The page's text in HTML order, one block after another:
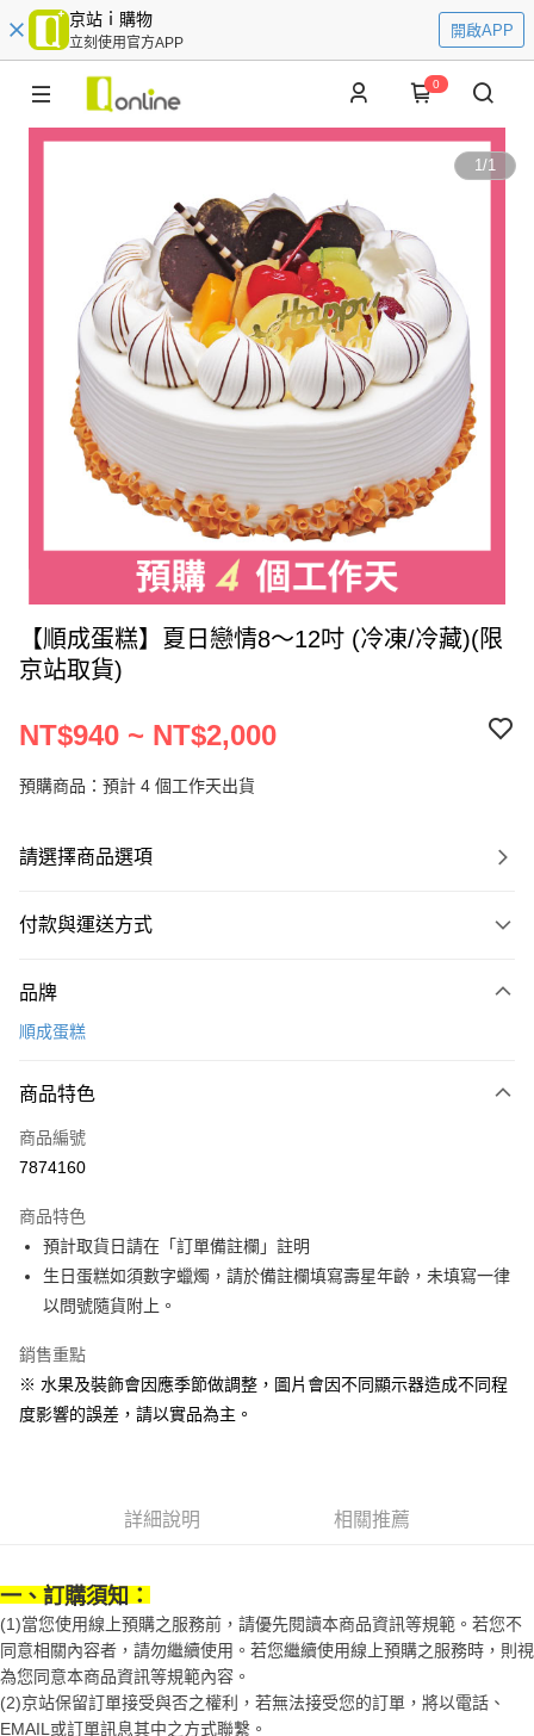
京站ｉ購物
立刻使用官方APP
開啟APP
0
1/1
【順成蛋糕】夏日戀情8～12吋 (冷凍/冷藏)(限
京站取貨)
NT$940 ~ NT$2,000
預購商品：預計 4 個工作天出貨
請選擇商品選項
付款與運送方式
信用卡一次付款
Apple Pay
街口支付
Google Pay
全盈+PAY
大哥付你分期
相關說明
1.本服務由台灣大哥大提供，台灣大哥大用戶可立即使用無須另外申請。
2.付款方式選擇「大哥付你分期」，訂單成立後會自動跳轉到大哥付的交易
消。如遇「轉專審核」未通過狀況，表示未達大哥付你分期系統評分，恕無
1.分期款項不併入電信帳單，「大哥付你分期」於每月結算日後寄送繳費提
醒簡訊。
2.透過簡訊連結打開帳單後，可選擇「超商條碼／台灣大直營門市／銀行轉
帳／街口支付／iPASS MONEY」等通路繳費。
【注意事項】
1.本服務係由「台灣大哥大股份有限公司」（以下簡稱本公司）所提供，讓
AFTEE先享後付
相關說明
１．簡單：不需註冊會員、不需綁卡、不需儲值。
２．便利：只要手機號碼，簡訊認證，即可結帳。
【「AFTEE先享後付」結帳流程】
１．於結帳方式選擇「AFTEE先享後付」後，將跳轉至「AFTEE先享後付」
結帳頁面，進行簡訊認證並確認金額後，即可完成結帳。
２．訂單成立數日內，您將收到繳費通知簡訊。
３．收到繳費通知簡訊後14天內，點擊此簡訊中的連結，可透過四大超商／
ATM／網路銀行／等多元方式進行付款，方視為交易完成。
※ 請注意：結帳手續完成當下不需立刻繳費，但若您需要取消訂單，請聯絡
免運費
品牌
順成蛋糕
商品特色
商品編號
7874160
商品特色
預計取貨日請在「訂單備註欄」註明
生日蛋糕如須數字蠟燭，請於備註欄填寫壽星年齡，未填寫一律
以問號隨貨附上。
銷售重點
※ 水果及裝飾會因應季節做調整，圖片會因不同顯示器造成不同程
度影響的誤差，請以實品為主。
詳細說明 相關推薦
一、訂購須知：
(1)當您使用線上預購之服務前，請優先閱讀本商品資訊等規範。若您不
同意相關內容者，請勿繼續使用。若您繼續使用線上預購之服務時，則視
為您同意本商品資訊等規範內容。
(2)京站保留訂單接受與否之權利，若無法接受您的訂單，將以電話、
EMAIL或訂單訊息其中之方式聯繫。